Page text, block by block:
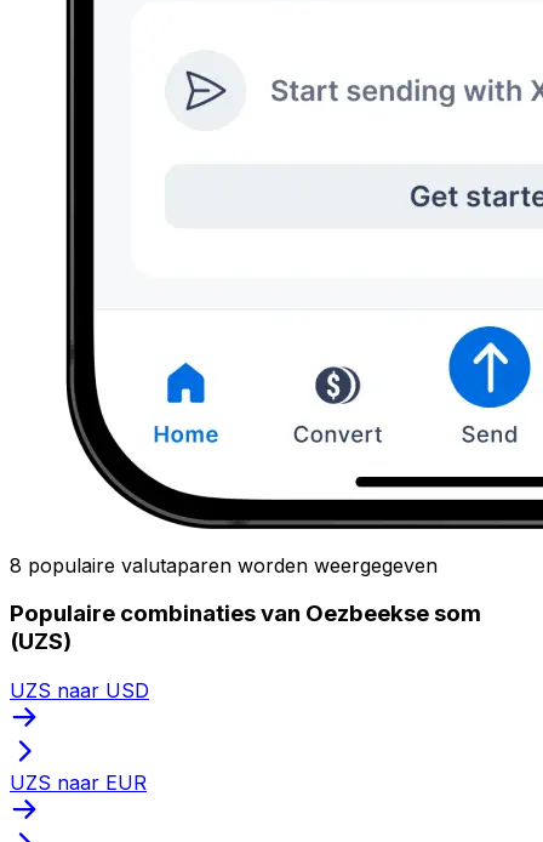
8 populaire valutaparen worden weergegeven
Populaire combinaties van Oezbeekse som
(UZS)
UZS naar USD
UZS naar EUR